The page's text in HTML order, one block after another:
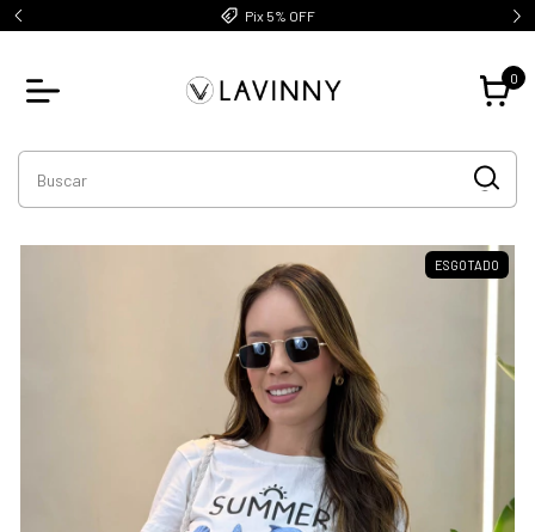
Pix 5% OFF
0
ESGOTADO